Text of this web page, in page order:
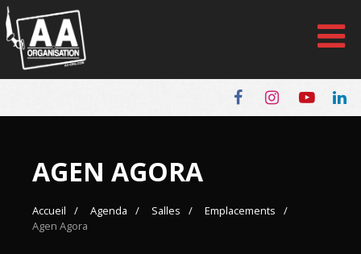
Panneau de gestion des cookies
AGEN AGORA
Accueil Agenda Salles
Emplacements
Agen Agora